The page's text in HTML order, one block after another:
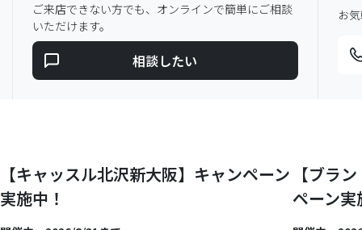
ご来店できない方でも、オンラインで簡単にご相談
いただけます。
相談したい
お
【キャッスル北沢新大阪】キャンペーン
実施中！
【ブラ
ペーン実